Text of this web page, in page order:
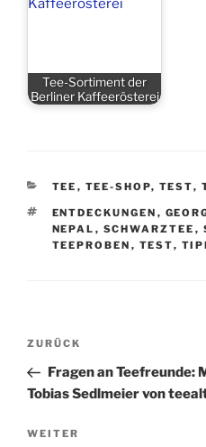
Tee-Sortiment der
Berliner Kaffeerösterei
KATEGORIEN
TEE , TEE-SHOP, TEST,
SCHLAGWÖRTER
ENTDECKUNGEN ,
NEPAL , SCHWARZTEE ,
TEEPROBEN , TEST,
Beitragsnavigation
Vorheriger
Beitrag
ZURÜCK
Fragen an Teefreunde:
Tobias Sedlmeier von
Nächster
WEITER